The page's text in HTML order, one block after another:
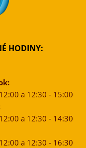
HODINY:
a 12:30 - 15:00
a 12:30 - 14:30
a 12:30 - 16:30